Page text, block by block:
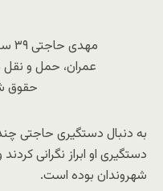
عمران، حمل و
حقوق
به دنبال دستگیری حاجتی
دستگیری او ابراز نگرانی
شهروندان بوده است.